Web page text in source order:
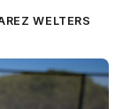
WELTERS